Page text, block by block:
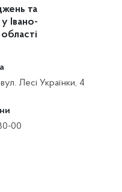
та
Івано-
Лесі Українки, 4
00